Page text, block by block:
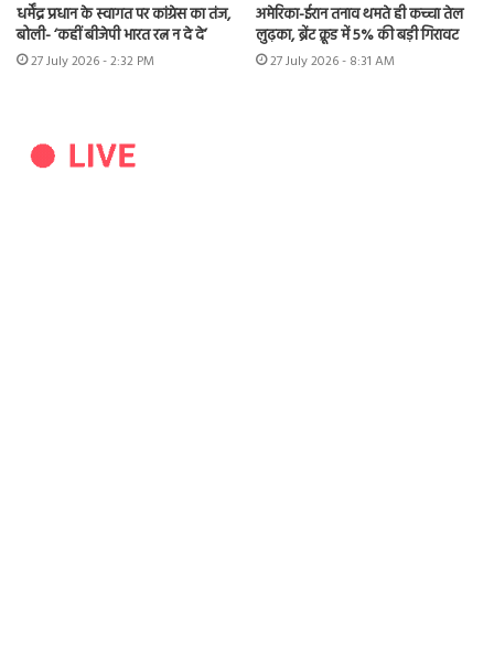
धर्मेंद्र प्रधान के स्वागत पर कांग्रेस का तंज,
बोली- ‘कहीं बीजेपी भारत रत्न न दे दे’
27 July 2026 - 2:32 PM
अमेरिका-ईरान तनाव थमते ही कच्चा तेल
लुढ़का, ब्रेंट क्रूड में 5% की बड़ी गिरावट
27 July 2026 - 8:31 AM